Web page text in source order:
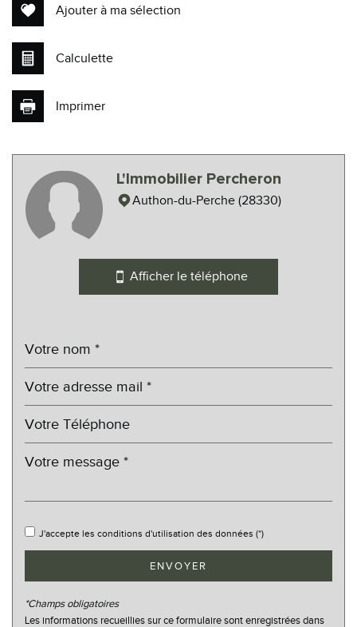
statistiques
Nombre d'habitants
Propriétaires (vs. locataires)
Habitants de plus de 55 ans
Familles sans enfant
62,75 %
Familles avec 1 ou 2 enfants
Familles avec 3 enfants
Ajouter à ma sélection
Calculette
Imprimer
L'Immobilier Percheron
Authon-du-Perche (28330)
Afficher le téléphone
J'accepte les conditions d'utilisation des données (*)
ENVOYER
*Champs obligatoires
Les informations recueillies sur ce formulaire sont enregistrées dans